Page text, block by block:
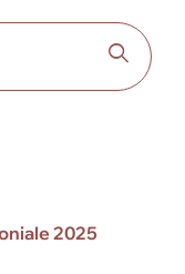
2025